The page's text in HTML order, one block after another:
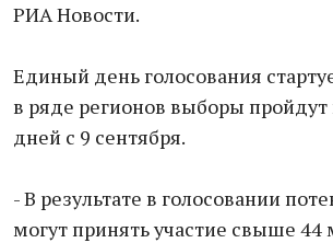
РИА Новости.
Единый день голосования
в ряде регионов выборы пройдут
дней с 9 сентября.
- В результате в голосовании
могут принять участие свыше 44